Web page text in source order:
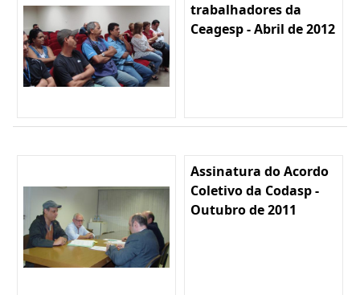
trabalhadores da
Ceagesp - Abril de 2012
Assinatura do Acordo
Coletivo da Codasp -
Outubro de 2011